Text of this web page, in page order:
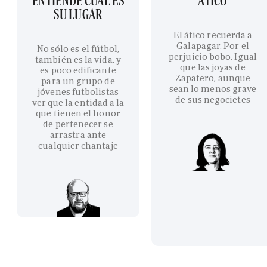
SU LUGAR
No sólo es el fútbol,
también es la vida, y
es poco edificante
para un grupo de
jóvenes futbolistas
ver que la entidad a la
que tienen el honor
de pertenecer se
arrastra ante
cualquier chantaje
El ático recuerda a
Galapagar. Por el
perjuicio bobo. Igual
que las joyas de
Zapatero, aunque
sean lo menos grave
de sus negocietes